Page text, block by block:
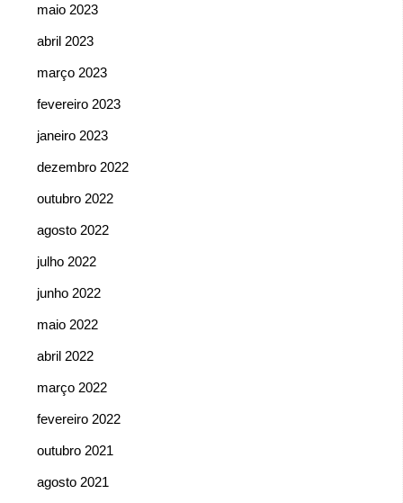
maio 2023
abril 2023
março 2023
fevereiro 2023
janeiro 2023
dezembro 2022
outubro 2022
agosto 2022
julho 2022
junho 2022
maio 2022
abril 2022
março 2022
fevereiro 2022
outubro 2021
agosto 2021